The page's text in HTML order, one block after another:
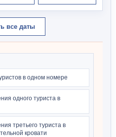
все даты
в одном номере
одного туриста в
третьего туриста в
кровати